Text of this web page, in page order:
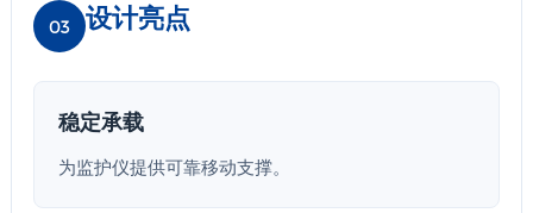
03 设计亮点
稳定承载
为监护仪提供可靠移动支撑。